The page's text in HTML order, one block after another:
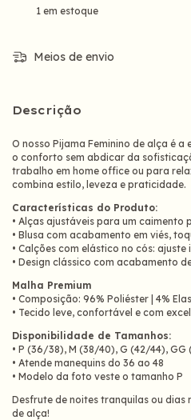
1em estoque
Meios de envio
Descrição
O nosso Pijama Feminino de alça é
o conforto sem abdicar da
trabalho em home office ou para
combina estilo, leveza e praticidade.
Características do Produto:
• Alças ajustáveis para um caimento
• Blusa com acabamento em viés,
• Calções com elástico no cós:
• Design clássico com acabamento
Malha Premium
• Composição: 96% Poliéster | 4%
• Tecido leve, confortável e com
Disponibilidade de Tamanhos:
• P (36/38), M (38/40), G (42/44),
• Atende manequins do 36 ao 48
• Modelo da foto veste o tamanho P
Desfrute de noites tranquilas ou dias
de alça!